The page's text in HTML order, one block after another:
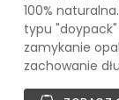
100%
typu
zamykanie
zachowanie